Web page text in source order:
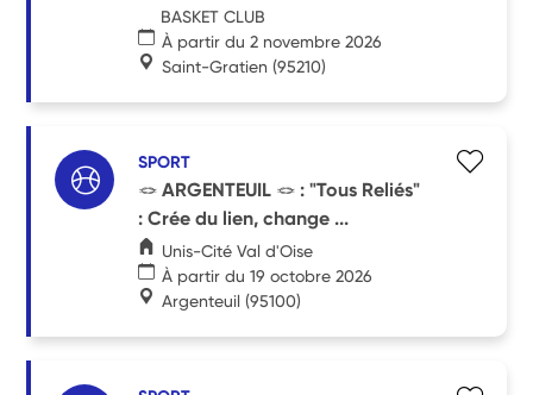
BASKET CLUB
À partir du 2 novembre 2026
Saint-Gratien (95210)
SPORT
🪢 ARGENTEUIL 🪢 : "Tous Reliés"
: Crée du lien, change ...
Unis-Cité Val d'Oise
À partir du 19 octobre 2026
Argenteuil (95100)